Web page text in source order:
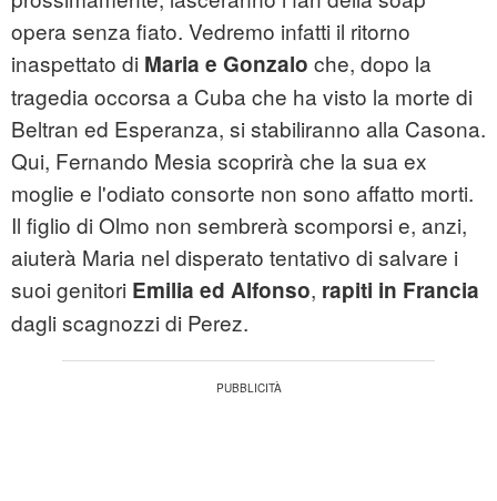
opera senza fiato. Vedremo infatti il ritorno
inaspettato di Maria e Gonzalo che, dopo la
tragedia occorsa a Cuba che ha visto la morte di
Beltran ed Esperanza, si stabiliranno alla Casona.
Qui, Fernando Mesia scoprirà che la sua ex
moglie e l'odiato consorte non sono affatto morti.
Il figlio di Olmo non sembrerà scomporsi e, anzi,
aiuterà Maria nel disperato tentativo di salvare i
suoi genitori Emilia ed Alfonso, rapiti in Francia
dagli scagnozzi di Perez.